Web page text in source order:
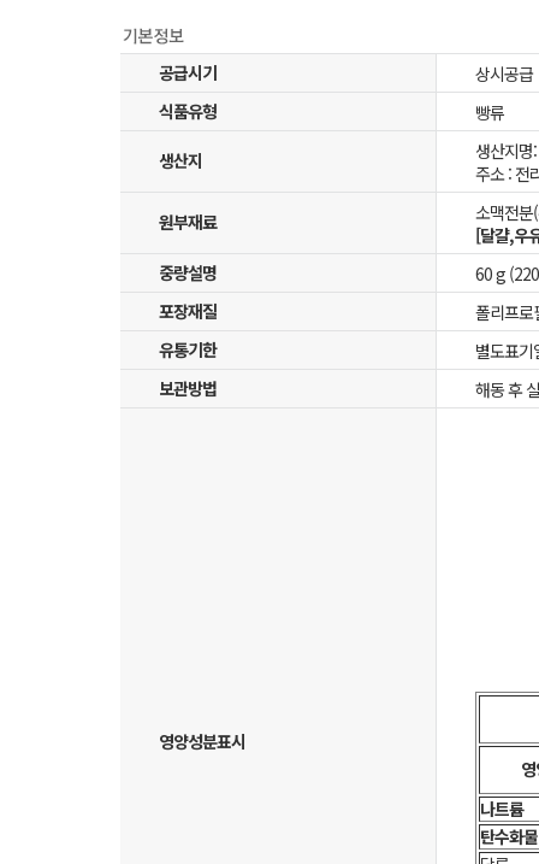
공급시기
상시공급
식품유형
빵류
생산지
생산지명
주소 : 전
원부재료
소맥전분
[달걀,우
중량설명
60 g
포장재질
폴리프로
유통기한
별도표기
보관방법
해동 후
영양성분표시
나트륨
탄수화물